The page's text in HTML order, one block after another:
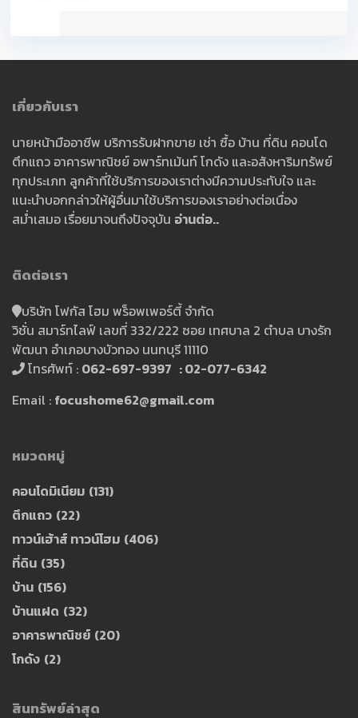
เกี่ยวกับเรา
นายหน้ามืออาชีพ บริการรับฝากขาย เช่า ซื้อ บ้าน ที่ดิน คอนโด
ตึกแถว อาคารพาณิชย์ อพาร์ทเม้นท์ โกดัง และอสังหาริมทรัพย์
ทุกประเภท ลูกค้าที่ใช้บริการของเราต่างมีความประทับใจ และ
แนะนำบอกกล่าวให้ผู้อื่นมาใช้บริการของเราอย่างต่อเนื่อง
สม่ำเสมอ เรื่อยมาจนถึงปัจจุบัน อ่านต่อ..
ติดต่อเรา
บริษัท โฟกัส โฮม พร็อพเพอร์ตี้ จำกัด
วิชั่น สมาร์ทไลฟ์ เลขที่ 332/222 ซอย เทศบาล 2 ตำบล บางรัก
พัฒนา อำเภอบางบัวทอง นนทบุรี 11110
โทรศัพท์ : 062-697-9397 : 02-077-6342
Email : focushome62@gmail.com
หมวดหมู่
คอนโดมิเนียม (131)
ตึกแถว (22)
ทาวน์เฮ้าส์ ทาวน์โฮม (406)
ที่ดิน (35)
บ้าน (156)
บ้านแฝด (32)
อาคารพาณิชย์ (20)
โกดัง (2)
สินทรัพย์ล่าสุด